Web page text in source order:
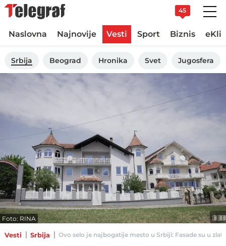
45
Naslovna Najnovije Vesti Sport Biznis
Srbija Beograd Hronika Svet Jugosfera
Foto: RINA
Vesti Srbija Ovo selo je najbogatije mesto u Srbiji: Fasade su u